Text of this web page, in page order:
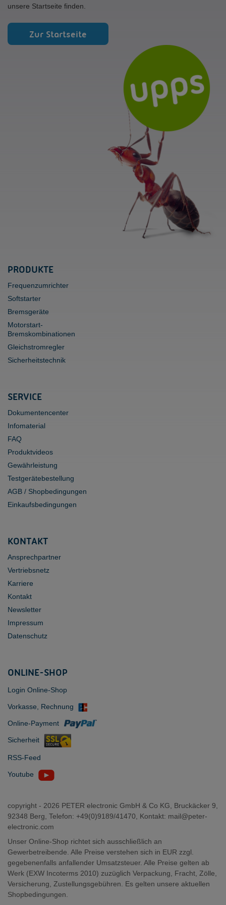
unsere Startseite finden.
Zur Startseite
PRODUKTE
Frequenzumrichter
Softstarter
Bremsgeräte
Motorstart-
Bremskombinationen
Gleichstromregler
Sicherheitstechnik
SERVICE
Dokumentencenter
Infomaterial
FAQ
Produktvideos
Gewährleistung
Testgerätebestellung
AGB / Shopbedingungen
Einkaufsbedingungen
KONTAKT
Ansprechpartner
Vertriebsnetz
Karriere
Kontakt
Newsletter
Impressum
Datenschutz
ONLINE-SHOP
Login Online-Shop
Vorkasse, Rechnung
Online-Payment
Sicherheit
RSS-Feed
Youtube
copyright - 2026 PETER electronic GmbH & Co KG, Bruckäcker 9,
92348 Berg, Telefon: +49(0)9189/41470, Kontakt: mail@peter-
electronic.com
Unser Online-Shop richtet sich ausschließlich an
Gewerbetreibende. Alle Preise verstehen sich in EUR zzgl.
gegebenenfalls anfallender Umsatzsteuer. Alle Preise gelten ab
Werk (EXW Incoterms 2010) zuzüglich Verpackung, Fracht, Zölle,
Versicherung, Zustellungsgebühren. Es gelten unsere aktuellen
Shopbedingungen.